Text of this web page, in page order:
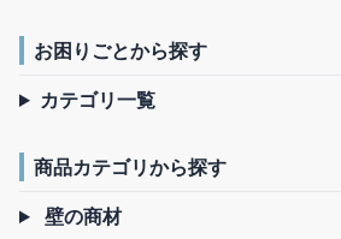
お困りごとから探す
カテゴリ一覧
商品カテゴリから探す
壁の商材